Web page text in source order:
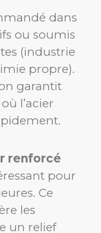
dans
ou soumis
(industrie
propre).
garantit
l’acier
renforcé
pour
Ce
les
un relief